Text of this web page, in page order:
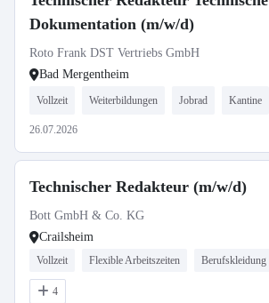
Dokumentation (m/w/d)
Roto Frank DST Vertriebs GmbH
Bad Mergentheim
Vollzeit Weiterbildungen Jobrad Kantine
26.07.2026
Technischer Redakteur (m/w/d)
Bott GmbH & Co. KG
Crailsheim
Vollzeit Flexible Arbeitszeiten Berufskleidung
4